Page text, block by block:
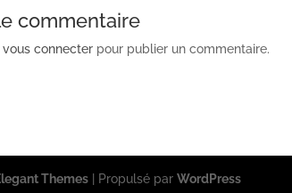
commentaire
vous connecter pour publier un commentaire.
Themes | Propulsé parWordPress